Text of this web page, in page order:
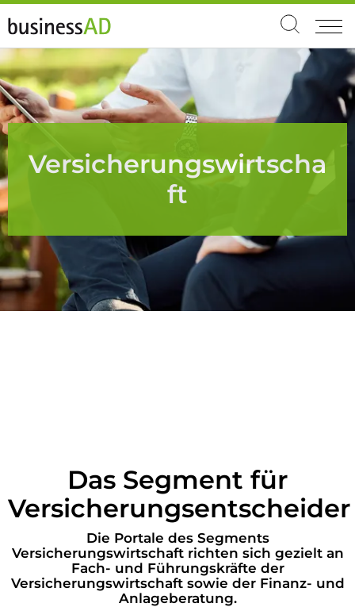
Versicherungswirtscha
ft
Das Segment für
Versicherungsentscheider
Die Portale des Segments
Versicherungswirtschaft richten sich gezielt an
Fach- und Führungskräfte der
Versicherungswirtschaft sowie der Finanz- und
Anlageberatung.